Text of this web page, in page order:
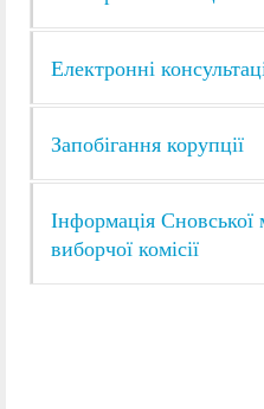
Електронні
Запобігання корупції
Інформація Сновської
виборчої комісії